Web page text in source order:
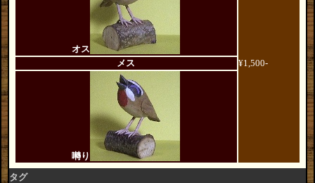
オス
¥1,500-
メス
囀り
タグ